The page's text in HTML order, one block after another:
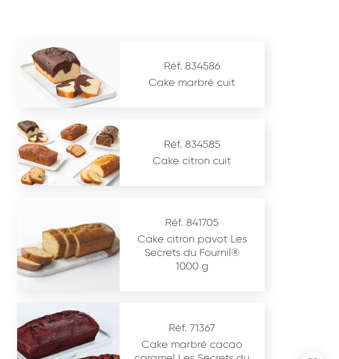
Réf. 834586
Cake marbré cuit
Réf. 834585
Cake citron cuit
Réf. 841705
Cake citron pavot Les
Secrets du Fournil®
1000 g
Réf. 71367
Cake marbré cacao